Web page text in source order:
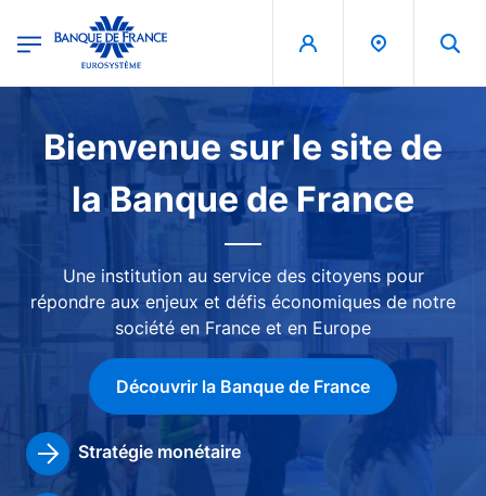
Banque de France - Menu Principal
Bienvenue sur le site de
la Banque de France
Une institution au service des citoyens pour
répondre aux enjeux et défis économiques de notre
société en France et en Europe
Découvrir la Banque de France
Stratégie monétaire